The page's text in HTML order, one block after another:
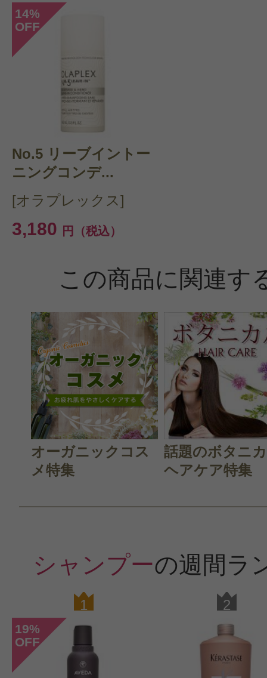
量で泡立ちます。頭皮がすっきりす
に使うエッセンスが頭皮に浸透する
ます。私は髪が多くてクセがつき
が、サラサラになりました。トリ
セットで使う方が良かったです。
投稿日：2023年04月
感じた効能：リラックス/オーガニッ
派/ナチュラル化粧品
購入品：お得！No.4 ボンドメンテナ
+No.5 ボンドメンテナンスコンディ
やっと届きました?人気なので、風
楽しみでぇす☆オラプレックスが良
ピートします！！！なるべく量の多
ずーと使うタイプなので、わざわ
買いに行かなくても、楽なので良
の地域は、田舎なので、オシャレな
すべての21件のクチコミを見
14%
OFF
No.5 リーブイントー
ニングコンデ...
[オラプレックス]
3,180 円（税込）
この商品に関連す
オーガニックコス
メ特集
話題のボタニ
ヘアケア特集
シャンプーの週間ラ
1
19%
OFF
2